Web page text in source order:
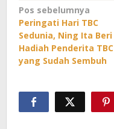
Navigasi
pos
Pos sebelumnya
Peringati Hari TBC
Sedunia, Ning Ita Beri
Hadiah Penderita TBC
yang Sudah Sembuh